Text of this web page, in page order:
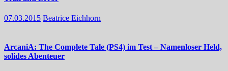
07.03.2015 Beatrice Eichhorn
ArcaniA: The Complete Tale (PS4) im Test – Namenloser Held,
solides Abenteuer